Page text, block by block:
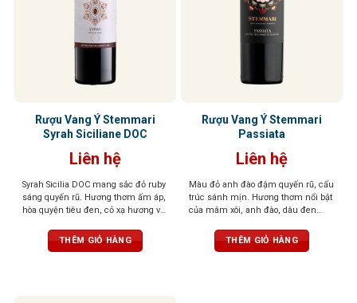
Rượu Vang Ý Stemmari
Syrah Siciliane DOC
Liên hệ
Syrah Sicilia DOC mang sắc đỏ ruby
sáng quyến rũ. Hương thơm ấm áp,
hòa quyện tiêu đen, cỏ xạ hương và
mịn như nhung, cân bằng, dễ chịu,
hậu vị dài, để lại ấn tượng tinh tế và
THÊM GIỎ HÀNG
Rượu Vang Ý Stemmari
Passiata
Liên hệ
Màu đỏ anh đào đậm quyến rũ, cấu
trúc sánh mịn. Hương thơm nổi bật
của mâm xôi, anh đào, dâu đen
đen cay nồng. Khi rượu “thở” trong
ly, tầng hương vani và thuốc lá tinh
THÊM GIỎ HÀNG